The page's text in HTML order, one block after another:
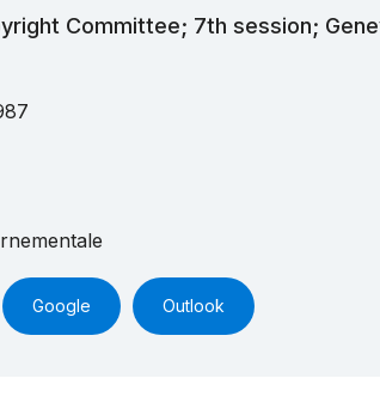
Committee; 7th session;
Google Outlook